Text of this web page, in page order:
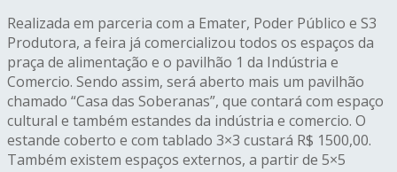
Realizada em parceria com a Emater, Poder Público e S3
Produtora, a feira já comercializou todos os espaços da
praça de alimentação e o pavilhão 1 da Indústria e
Comercio. Sendo assim, será aberto mais um pavilhão
chamado “Casa das Soberanas”, que contará com espaço
cultural e também estandes da indústria e comercio. O
estande coberto e com tablado 3×3 custará R$ 1500,00.
Também existem espaços externos, a partir de 5×5